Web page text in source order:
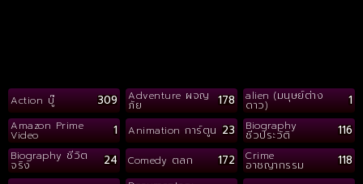
Action บู๊ 309 Adventure ผจญ
ภัย 178 alien (มนุษย์ต่าง
ดาว) 1
Amazon Prime
Video 1 Animation การ์ตูน 23 Biography
ชีวประวัติ 116
Biography ชีวิต
จริง 24 Comedy ตลก 172 Crime
อาชญากรรม 118